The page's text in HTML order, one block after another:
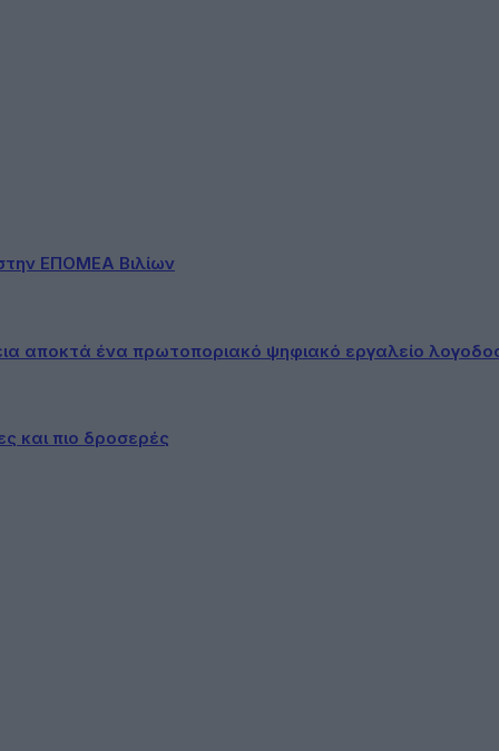
ΕΠΟΜΕΑ Βιλίων
αποκτά ένα πρωτοποριακό ψηφιακό εργαλείο
και πιο δροσερές